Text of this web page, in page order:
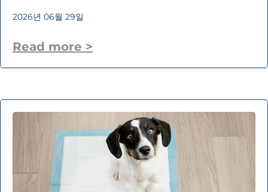
2026년 06월 29일
Read more >